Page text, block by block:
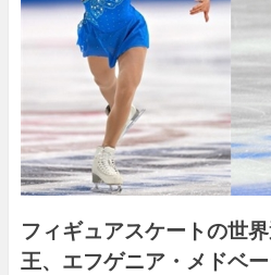
フィギュアスケートの世
王、エフゲニア・メドベ